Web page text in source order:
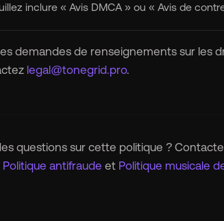
inclure « Avis DMCA » ou « Avis de
demandes de renseignements sur les
legal@tonegrid.pro.
questions sur cette politique ?
Politique antifraude et Politique musicale